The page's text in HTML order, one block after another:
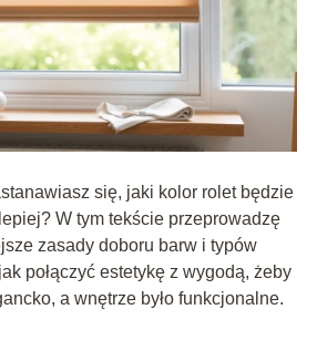
się, jaki kolor rolet będzie
W tym tekście przeprowadzę
zasady doboru barw i typów
połączyć estetykę z wygodą, żeby
a wnętrze było funkcjonalne.